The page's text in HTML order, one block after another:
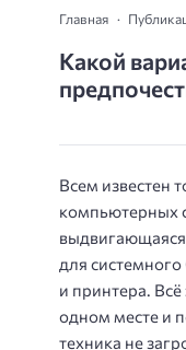
Главная
Какой
Всем известен
компьютерных
для
и принтера.
одном месте и
техника не